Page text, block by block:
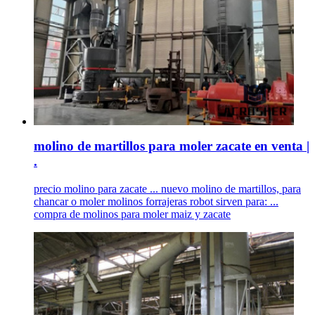
molino de martillos para moler zacate en venta |
.
precio molino para zacate ... nuevo molino de martillos, para
chancar o moler molinos forrajeras robot sirven para: ...
compra de molinos para moler maiz y zacate